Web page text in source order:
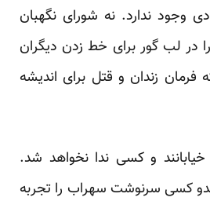
وجود ندارد. نه شورای نگهبان
لب گور برای خط زدن دیگران
فرمان زندان و قتل برای اندیشه
و کسی ندا نخواهد شد.
کسی سرنوشت سهراب را تجربه